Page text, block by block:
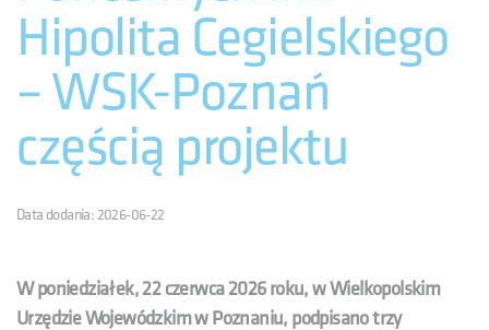
Hipolita Cegielskiego
– WSK-Poznań
częścią projektu
Data dodania: 2026-06-22
W poniedziałek, 22 czerwca 2026 roku, w Wielkopolskim
Urzędzie Wojewódzkim w Poznaniu, podpisano trzy